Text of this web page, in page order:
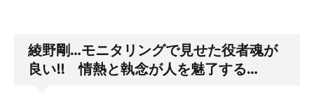
綾野剛…モニタリングで見せた役者魂が
良い!! 情熱と執念が人を魅了する…